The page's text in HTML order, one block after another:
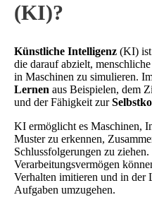
(KI)?
Künstliche Intelligenz (KI) ist
die darauf abzielt,
in Maschinen zu simulieren.
Lernen aus Beispielen, dem
und der Fähigkeit zur
KI ermöglicht es Maschinen,
Muster zu erkennen,
Schlussfolgerungen zu
Verarbeitungsvermögen
Verhalten imitieren und in der
Aufgaben umzugehen.